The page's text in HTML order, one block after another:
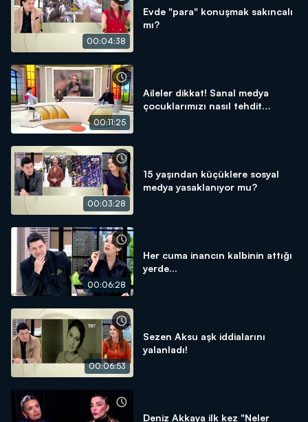
00:04:38
Evde "para" konuşmak sakıncalı
mı?
00:11:25
Aileler dikkat! Sanal medya
çocuklarımızı nasıl tehdit
00:03:28
15 yaşından küçüklere sosyal
medya yasaklanıyor mu?
00:06:28
Her cuma inancın kalbinin attığı
yerde...
00:06:53
Sezen Aksu aşk iddialarını
yalanladı!
Deniz Akkaya ilk kez "Neler